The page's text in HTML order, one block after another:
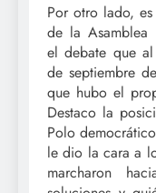
Por otro lado,
de la Asamblea
el debate que
de septiembre
que hubo el
Destaco la
Polo
le dio la cara a
marcharon